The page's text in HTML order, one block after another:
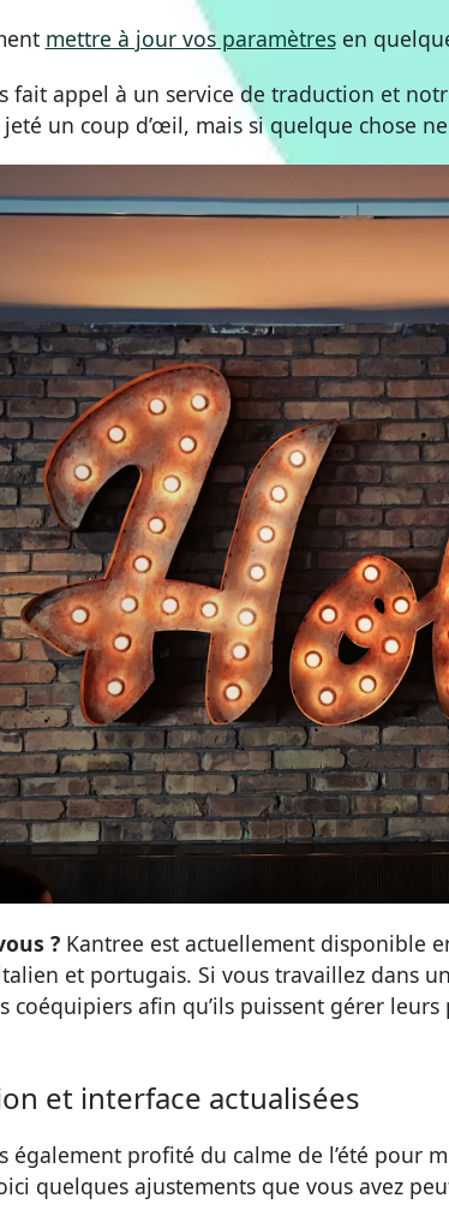
mettre à jour vos paramètresen
fait appel à un service de traduction et
un coup d’œil, mais si quelque chose
?Kantree est actuellement disponible
et portugais. Si vous travaillez dans
coéquipiers afin qu’ils puissent gérer
et interface actualisées
également profité du calme de l’été pour
quelques ajustements que vous avez